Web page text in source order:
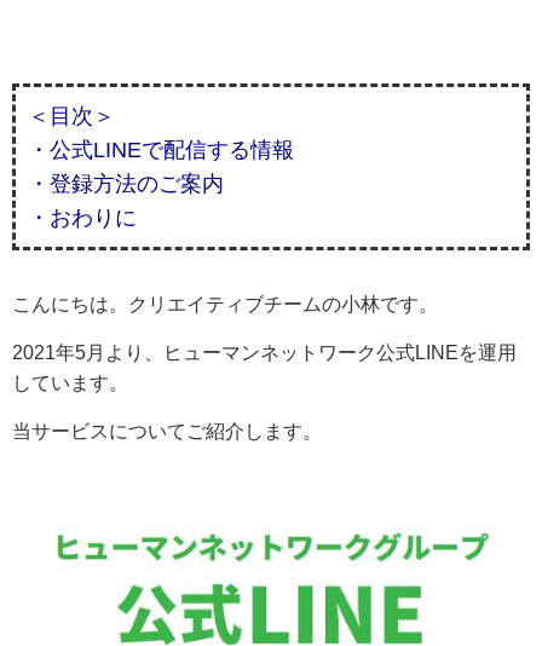
＜目次＞
・公式LINEで配信する情報
・登録方法のご案内
・おわりに
こんにちは。クリエイティブチームの小林です。
2021年5月より、ヒューマンネットワーク公式LINEを運用
しています。
当サービスについてご紹介します。